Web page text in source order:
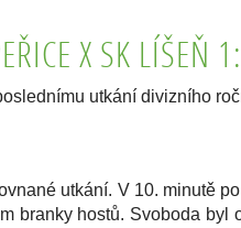
X SK LÍŠEŇ
utkání divizního
utkání. V 10. minutě
branky hostů. Svoboda